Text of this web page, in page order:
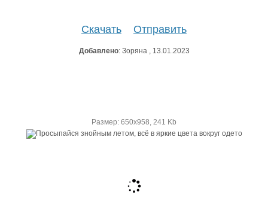
Скачать Отправить
Добавлено: Зоряна , 13.01.2023
Размер: 650х958, 241 Kb